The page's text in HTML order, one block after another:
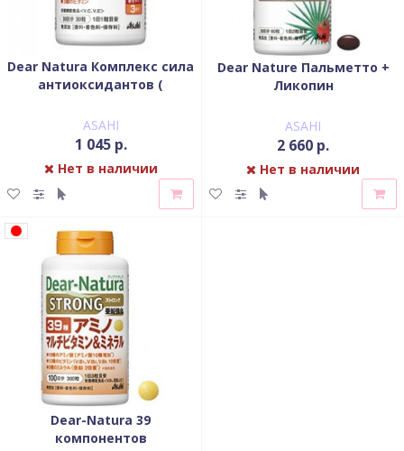
Dear Natura Комплекс сила
антиоксидантов (
ASAHI
1 045 р.
Нет в наличии
Dear Nature Пальметто +
Ликопин
ASAHI
2 660 р.
Нет в наличии
Dear-Natura 39
компонентов